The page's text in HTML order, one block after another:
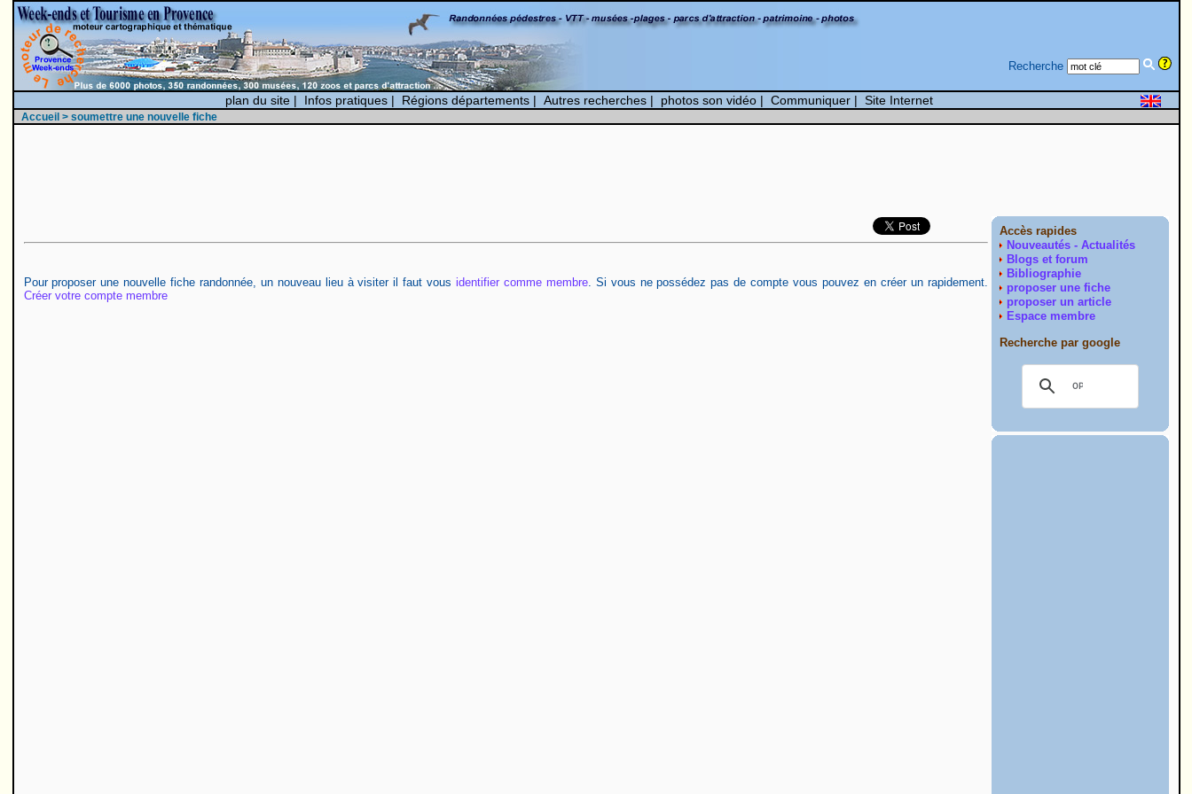
Recherche
plan du site| Infos pratiques| Régions départements| Autres recherches| photos son vidéo| Communiquer| Site Internet
Accueil > soumettre une nouvelle fiche
Pour proposer une nouvelle fiche randonnée, un nouveau lieu à visiter il faut vousidentifier comme membre. Si vous ne possédez pas de compte vous pouvez en créer un rapidement.
Créer votre compte membre
Accès rapides
Nouveautés - Actualités
Blogs et forum
Bibliographie
proposer une fiche
proposer un article
Espace membre
Recherche par google